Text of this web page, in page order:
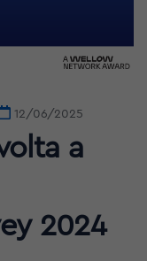
12/06/2025
a
2024